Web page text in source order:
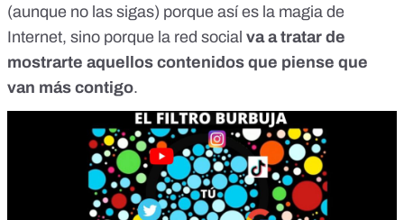
(aunque no las sigas) porque así es la magia de
Internet, sino porque la red social va a tratar de
mostrarte aquellos contenidos que piense que
van más contigo.